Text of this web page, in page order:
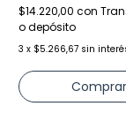
$14.220,00 con
o depósito
3 x $5.266,67 sin